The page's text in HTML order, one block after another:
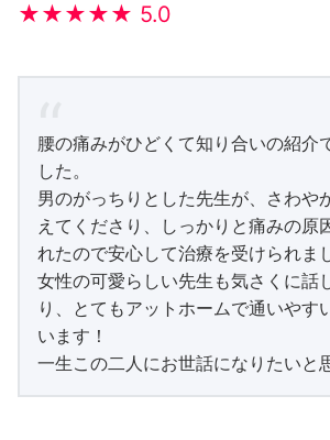
★★★★★ 5.0
腰の痛みがひどくて知り合いの紹介
した。
男のがっちりとした先生が、さわや
えてくださり、しっかりと痛みの原
れたので安心して治療を受けられま
女性の可愛らしい先生も気さくに話
り、とてもアットホームで通いやす
います！
一生この二人にお世話になりたいと